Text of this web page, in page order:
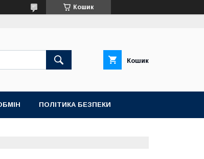
Кошик
Кошик
ПОЛІТИКА БЕЗПЕКИ